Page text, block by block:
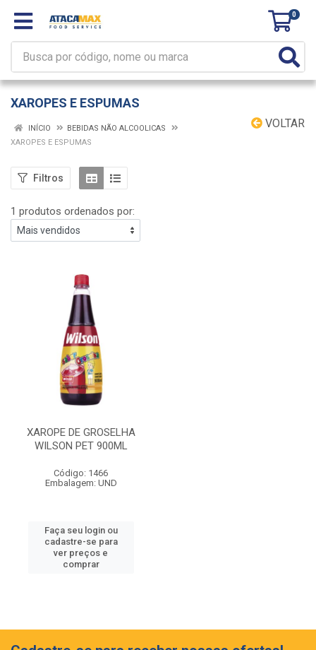
0
XAROPES E ESPUMAS
VOLTAR
INÍCIO
BEBIDAS NÃO ALCOOLICAS
XAROPES E ESPUMAS
Filtros
1 produtos ordenados por:
XAROPE DE GROSELHA
WILSON PET 900ML
Código: 1466
Embalagem: UND
Faça seu login ou
cadastre-se para
ver preços e
comprar